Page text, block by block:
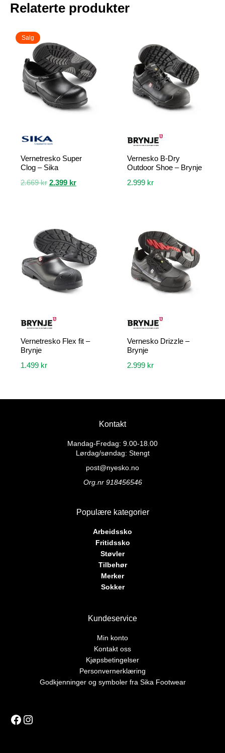
Relaterte produkter
Salg
Vernetresko Super
Clog – Sika
2.669kr Opprinnelig
2.399 krNåværende
varianter.
Alternativene
velges
Vernesko B-Dry
Outdoor Shoe – Brynje
2.999 kr
varianter.
Alternativene
velges
Vernetresko Flex fit –
Brynje
1.499 kr
produktet
Vernesko Drizzle –
Brynje
2.999 kr
produktet
flere
Alternativene
kan
velges
produktsiden
Kontakt
Mandag-Fredag: 9.00-18.00
Lørdag/søndag: Stengt
post@nyesko.no
Org.nr 918456546
Populære kategorier
Arbeidssko
Fritidssko
Støvler
Tilbehør
Merker
Sokker
Kundeservice
Min konto
Kontakt oss
Kjøpsbetingelser
Personvernerklæring
Godkjenninger og symboler fra Sika Footwear
Facebook
Instagram